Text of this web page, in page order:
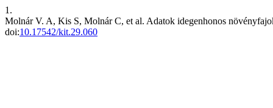
1.
Molnár V. A, Kis S, Molnár C, et al. Adatok idegenhonos
doi:10.17542/kit.29.060